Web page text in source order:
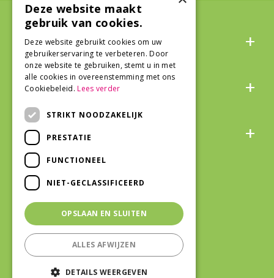
Algemeen
Over ons
Snel naar
Veilig winkelen
©Life and Garden Renesse|
Deze website maakt
gebruik van cookies.
Deze website gebruikt cookies om uw
gebruikerservaring te verbeteren. Door
onze website te gebruiken, stemt u in met
alle cookies in overeenstemming met ons
Cookiebeleid.Lees verder
STRIKT NOODZAKELIJK
PRESTATIE
FUNCTIONEEL
NIET-GECLASSIFICEERD
OPSLAAN EN SLUITEN
ALLES AFWIJZEN
DETAILS WEERGEVEN